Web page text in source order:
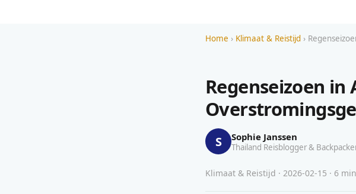
Home › Klimaat & Reistijd ›
Regenseizoen
S Sophie Janssen
Thailand Reisblogger &
Klimaat & Reistijd · 2026-02-15 · 6